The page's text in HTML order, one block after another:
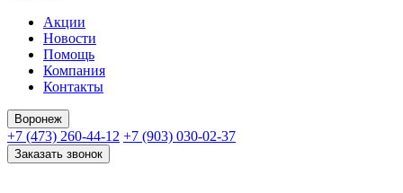
Акции
Новости
Помощь
Компания
Контакты
Воронеж
+7 (473) 260-44-12 +7 (903) 030-02-37
Заказать звонок